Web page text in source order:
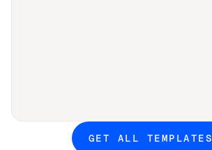
GET ALL TEMPLATES